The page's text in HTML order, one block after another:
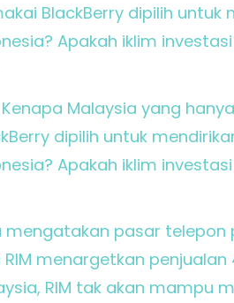
Kenapa Malaysia yang
dipilih untuk
Apakah iklim
mengatakan pasar telepon
RIM menargetkan
RIM tak akan mampu